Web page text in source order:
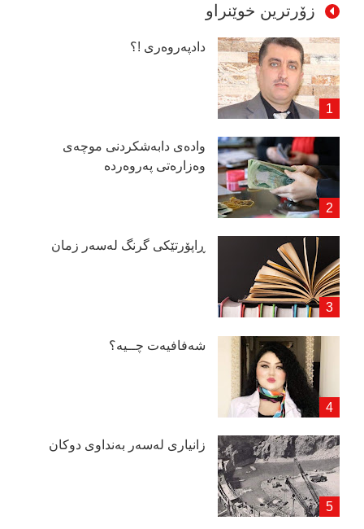
زۆرترین خوێنراو
دادپەروەری !؟
وادەی دابەشكردنی موچەی
وەزارەتی پەروەردە
ڕاپۆرتێكی گرنگ لەسەر زمان
شەفافیەت چــیە؟
زانیاری لەسەر بەنداوی دوكان